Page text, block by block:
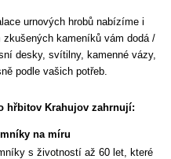
urnových hrobů nabízíme i
kameníků vám dodá /
desky, svítilny, kamenné vázy,
podle vašich potřeb.
hřbitov Krahujov zahrnují:
na míru
s životností až 60 let, které